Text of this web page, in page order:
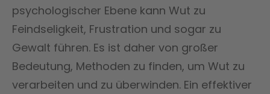
psychologischer Ebene kann Wut zu
Feindseligkeit, Frustration und sogar zu
Gewalt führen. Es ist daher von großer
Bedeutung, Methoden zu finden, um Wut zu
verarbeiten und zu überwinden. Ein effektiver